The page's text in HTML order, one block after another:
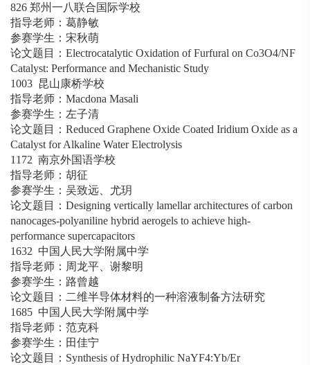
826 郑州一八联合国际学校
指导老师：葛静敏
参赛学生：宋秋萌
论文题目：Electrocatalytic Oxidation of Furfural on Co3O4/NF
Catalyst: Performance and Mechanistic Study
1003 昆山康桥学校
指导老师：Macdona Masali
参赛学生：左子清
论文题目：Reduced Graphene Oxide Coated Iridium Oxide as a
Catalyst for Alkaline Water Electrolysis
1172 南京外国语学校
指导老师：胡征
参赛学生：吴致远、尤玥
论文题目：Designing vertically lamellar architectures of carbon
nanocages-polyaniline hybrid aerogels to achieve high-
performance supercapacitors
1632 中国人民大学附属中学
指导老师：周龙平、谢黎明
参赛学生：路曾越
论文题目：二维半导体材料的一种溶液制备方法研究
1685 中国人民大学附属中学
指导老师：范克科
参赛学生：田佳宁
论文题目：Synthesis of Hydrophilic NaYF4:Yb/Er